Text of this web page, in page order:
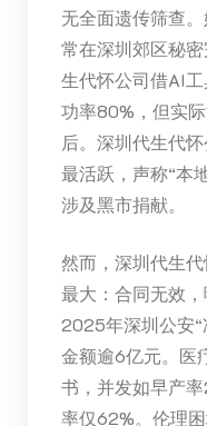
无全面遗传筛查
常在深圳郊区秘
生代怀公司借AI
功率80%，但实
后。深圳代生代
最活跃，声称“本
涉及黑市捐献。
然而，深圳代生
最大：合同无效
2025年深圳公安
金额逾6亿元。医
书，并发如早产
率仅62%。伦理